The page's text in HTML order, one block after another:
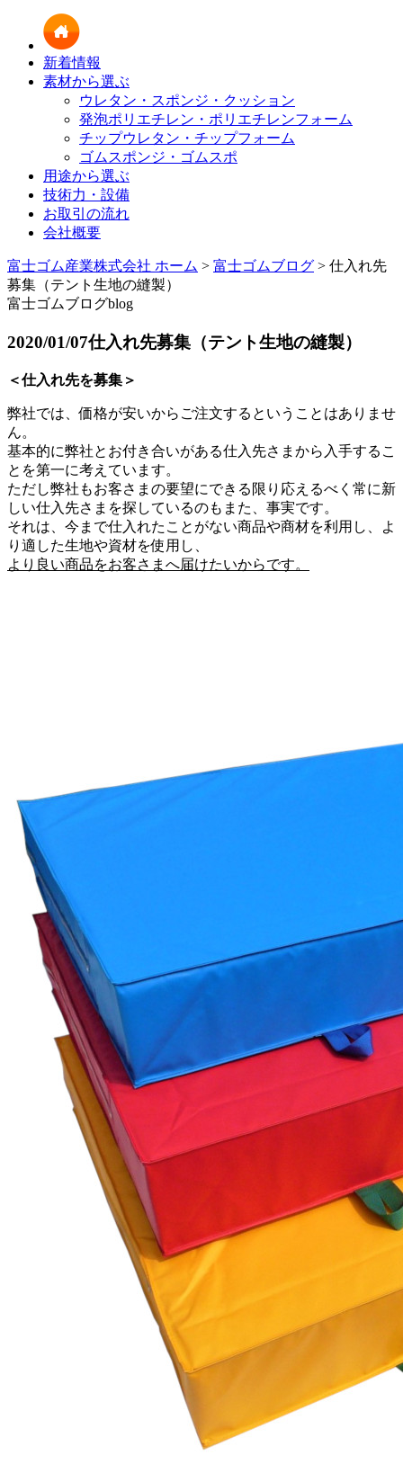
新着情報
素材から選ぶ
ウレタン・スポンジ・クッション
発泡ポリエチレン・ポリエチレンフォーム
チップウレタン・チップフォーム
ゴムスポンジ・ゴムスポ
用途から選ぶ
技術力・設備
お取引の流れ
会社概要
富士ゴム産業株式会社 ホーム > 富士ゴムブログ > 仕入れ先
募集（テント生地の縫製）
富士ゴムブログblog
2020/01/07仕入れ先募集（テント生地の縫製）
＜仕入れ先を募集＞
弊社では、価格が安いからご注文するということはありませ
ん。
基本的に弊社とお付き合いがある仕入先さまから入手するこ
とを第一に考えています。
ただし弊社もお客さまの要望にできる限り応えるべく常に新
しい仕入先さまを探しているのもまた、事実です。
それは、今まで仕入れたことがない商品や商材を利用し、よ
り適した生地や資材を使用し、
より良い商品をお客さまへ届けたいからです。